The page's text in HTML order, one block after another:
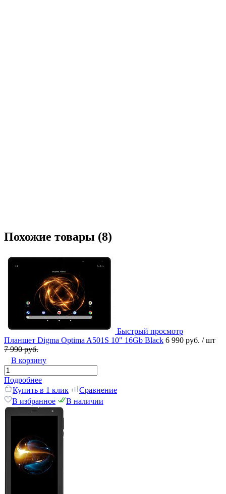
Похожие товары (8)
Быстрый просмотр
Планшет Digma Optima A501S 10" 16Gb Black 6 990 руб. / шт
7 990 руб.
В корзину
Подробнее
Купить в 1 клик
Сравнение
В избранное
В наличии